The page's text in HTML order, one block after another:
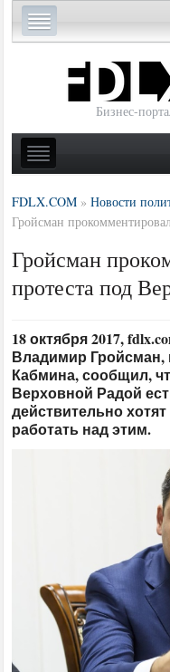
Бизнес-
FDLX.COM »Новости
Гройсман
Гройсман
протеста под
18 октября 2017,
Владимир Гройсман,
Кабмина, сообщил,
Верховной Радой
действительно
работать над этим.